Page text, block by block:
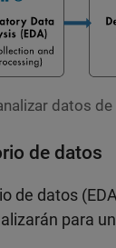
datos
de datos
de datos
para